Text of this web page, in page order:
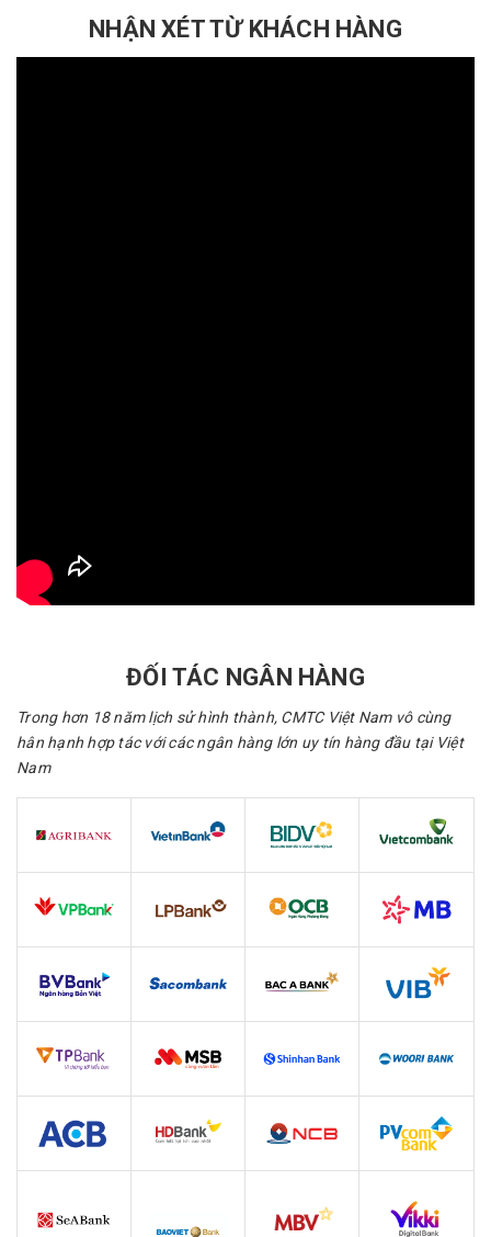
NHẬN XÉT TỪ KHÁCH HÀNG
ĐỐI TÁC NGÂN HÀNG
Trong hơn 18 năm lịch sử hình thành, CMTC Việt Nam vô cùng
hân hạnh hợp tác với các ngân hàng lớn uy tín hàng đầu tại Việt
Nam